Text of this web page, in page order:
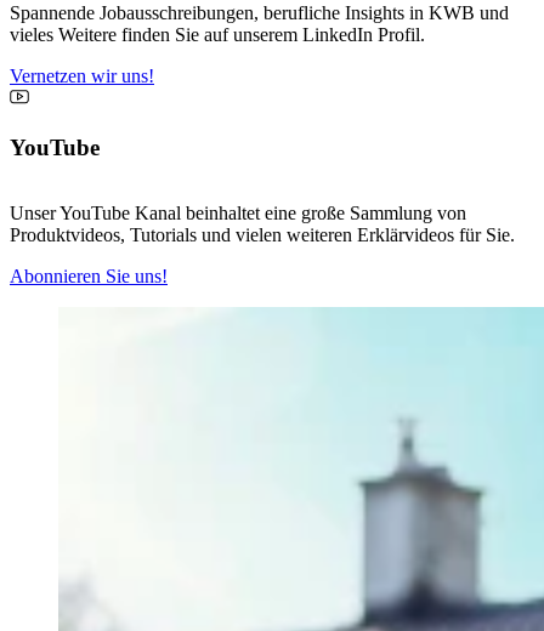
Spannende Jobausschreibungen, berufliche Insights in KWB und
vieles Weitere finden Sie auf unserem LinkedIn Profil.
Vernetzen wir uns!
YouTube
Unser YouTube Kanal beinhaltet eine große Sammlung von
Produktvideos, Tutorials und vielen weiteren Erklärvideos für Sie.
Abonnieren Sie uns!